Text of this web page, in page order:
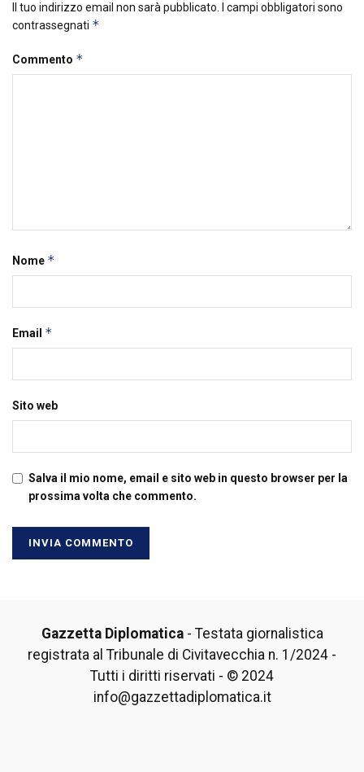
Il tuo indirizzo email non sarà pubblicato.
I campi obbligatori sono
contrassegnati *
Commento *
Nome *
Email *
Sito web
Salva il mio nome, email e sito web in questo browser per la
prossima volta che commento.
Gazzetta Diplomatica- Testata giornalistica
registrata al Tribunale di Civitavecchia n. 1/2024 -
Tutti i diritti riservati - © 2024
info@gazzettadiplomatica.it